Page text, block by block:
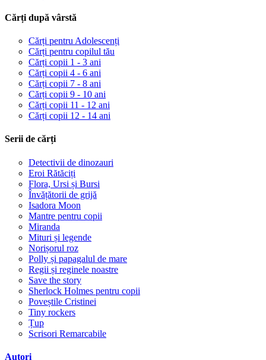
Cărți după vârstă
Cărți pentru Adolescenți
Cărți pentru copilul tău
Cărți copii 1 - 3 ani
Cărți copii 4 - 6 ani
Cărți copii 7 - 8 ani
Cărți copii 9 - 10 ani
Cărți copii 11 - 12 ani
Cărți copii 12 - 14 ani
Serii de cărți
Detectivii de dinozauri
Eroi Rătăciți
Flora, Ursi și Bursi
Învățătorii de grijă
Isadora Moon
Mantre pentru copii
Miranda
Mituri și legende
Norișorul roz
Polly și papagalul de mare
Regii și reginele noastre
Save the story
Sherlock Holmes pentru copii
Poveștile Cristinei
Tiny rockers
Țup
Scrisori Remarcabile
Autori